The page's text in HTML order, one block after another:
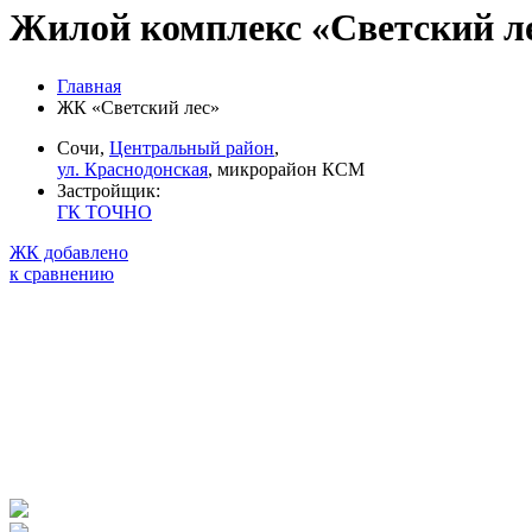
Жилой комплекс «Светский
Главная
ЖК «Светский лес»
Сочи, Центральный район,
ул. Краснодонская, микрорайон КСМ
Застройщик:
ГК ТОЧНО
ЖК добавлено
к сравнению